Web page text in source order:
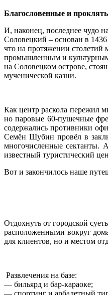
Благословенные и
И, наконец, последнее чудо
Соловецкий – основан в
что на протяжении
промышленным и
на Соловецком острове,
мученической казни.
Как центр раскола пережил
но паровые 60-пушечные
содержались противники
Семён Шубин провёл в
многочисленные сектанты.
известный туристический
Вот и закончилось наше
Отдохнуть от городской
расположенными вокруг
для клиентов, но и местом
Развлечения на базе:
— бильярд и бар-караоке;
— спортинг и арбалетный